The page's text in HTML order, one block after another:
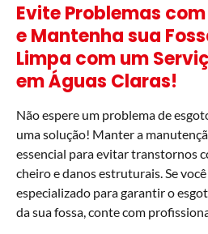
Evite Problemas
e Mantenha sua
Limpa com um
em Águas Claras!
Não espere um problema de
uma solução! Manter a
essencial para evitar transtornos
cheiro e danos estruturais. Se
especializado para garantir o
da sua fossa, conte com